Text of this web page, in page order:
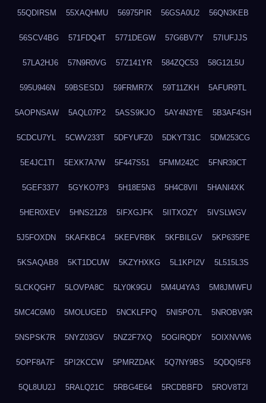
55QDIRSM 55XAQHMU 56975PIR 56GSA0U2 56QN3KEB
56SCV4BG 571FDQ4T 5771DEGW 57G6BV7Y 57IUFJJS
57LA2HJ6 57N9R0VG 57Z141YR 584ZQC53 58G12L5U
595U946N 59BSESDJ 59FRMR7X 59T11ZKH 5AFUR9TL
5AOPNSAW 5AQL07P2 5ASS9KJO 5AY4N3YE 5B3AF4SH
5CDCU7YL 5CWV233T 5DFYUFZ0 5DKYT31C 5DM253CG
5E4JC1TI 5EXK7A7W 5F447S51 5FMM242C 5FNR39CT
5GEF3377 5GYKO7P3 5H18E5N3 5H4C8VII 5HANI4XK
5HER0XEV 5HNS21Z8 5IFXGJFK 5IITXOZY 5IVSLWGV
5J5FOXDN 5KAFKBC4 5KEFVRBK 5KFBILGV 5KP635PE
5KSAQAB8 5KT1DCUW 5KZYHXKG 5L1KPI2V 5L515L3S
5LCKQGH7 5LOVPA8C 5LY0K9GU 5M4U4YA3 5M8JMWFU
5MC4C6M0 5MOLUGED 5NCKLFPQ 5NI5PO7L 5NROBV9R
5NSPSK7R 5NYZ03GV 5NZ2F7XQ 5OGIRQDY 5OIXNVW6
5OPF8A7F 5PI2KCCW 5PMRZDAK 5Q7NY9BS 5QDQI5F8
5QL8UU2J 5RALQ21C 5RBG4E64 5RCDBBFD 5ROV8T2I